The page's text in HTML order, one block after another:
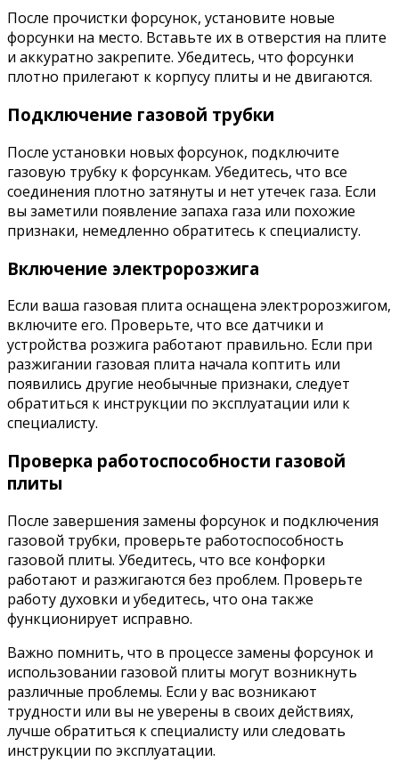
После прочистки форсунок, установите новые
форсунки на место. Вставьте их в отверстия на плите
и аккуратно закрепите. Убедитесь, что форсунки
плотно прилегают к корпусу плиты и не двигаются.
Подключение газовой трубки
После установки новых форсунок, подключите
газовую трубку к форсункам. Убедитесь, что все
соединения плотно затянуты и нет утечек газа. Если
вы заметили появление запаха газа или похожие
признаки, немедленно обратитесь к специалисту.
Включение электророзжига
Если ваша газовая плита оснащена электророзжигом,
включите его. Проверьте, что все датчики и
устройства розжига работают правильно. Если при
разжигании газовая плита начала коптить или
появились другие необычные признаки, следует
обратиться к инструкции по эксплуатации или к
специалисту.
Проверка работоспособности газовой
плиты
После завершения замены форсунок и подключения
газовой трубки, проверьте работоспособность
газовой плиты. Убедитесь, что все конфорки
работают и разжигаются без проблем. Проверьте
работу духовки и убедитесь, что она также
функционирует исправно.
Важно помнить, что в процессе замены форсунок и
использовании газовой плиты могут возникнуть
различные проблемы. Если у вас возникают
трудности или вы не уверены в своих действиях,
лучше обратиться к специалисту или следовать
инструкции по эксплуатации.